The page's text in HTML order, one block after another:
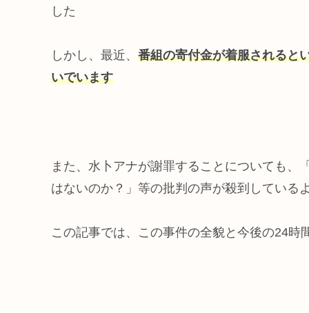
した
しかし、最近、 番組の寄付金が着服されると
いでいます
また、水卜アナが謝罪することについても
はないのか？」等の批判の声が殺到している
この記事では、この事件の全貌と今後の24